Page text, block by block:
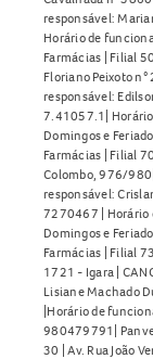
responsável:
Horário de
Farmácias | Filial
Floriano Peixoto
responsável:
7.41057.1| Horário
Domingos e
Farmácias | Filial
Colombo, 976/
responsável:
7270467 | Horário
Domingos e
Farmácias | Filial
1721 - Igara |
Lisiane Machado
|Horário de
980479791|
30 | Av. Rua João